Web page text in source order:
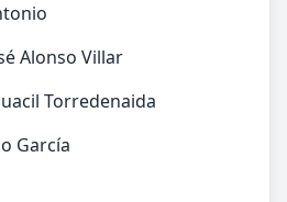
Alonso Villar
Torredenaida
García